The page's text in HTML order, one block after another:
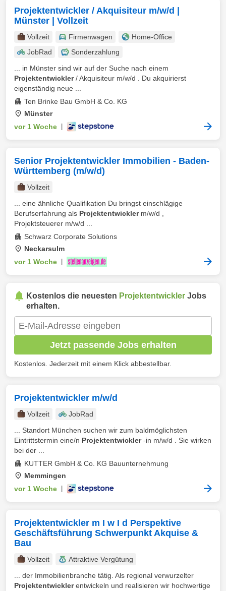
Projektentwickler / Akquisiteur m/w/d |
Münster | Vollzeit
Vollzeit Firmenwagen
Home-Office
JobRad
Sonderzahlung
... in Münster sind wir auf der Suche nach einem
Projektentwickler/ Akquisiteur m/w/d . Du akquirierst
eigenständig neue ...
Ten Brinke Bau GmbH & Co. KG
Münster
vor 1 Woche
Senior Projektentwickler Immobilien - Baden-
Württemberg (m/w/d)
Vollzeit
... eine ähnliche Qualifikation Du bringst einschlägige
Berufserfahrung als Projektentwicklerm/w/d ,
Projektsteuerer m/w/d ...
Schwarz Corporate Solutions
Neckarsulm
vor 1 Woche
Kostenlos die neuesten Projektentwickler Jobs
erhalten.
Jetzt passende Jobs erhalten
Kostenlos. Jederzeit mit einem Klick abbestellbar.
Projektentwickler m/w/d
Vollzeit
JobRad
... Standort München suchen wir zum baldmöglichsten
Eintrittstermin eine/n Projektentwickler-in m/w/d . Sie wirken
bei der ...
KUTTER GmbH & Co. KG Bauunternehmung
Memmingen
vor 1 Woche
Projektentwickler m I w I d Perspektive
Geschäftsführung Schwerpunkt Akquise &
Bau
Vollzeit
Attraktive Vergütung
... der Immobilienbranche tätig. Als regional verwurzelter
Projektentwicklerentwickeln und realisieren wir hochwertige